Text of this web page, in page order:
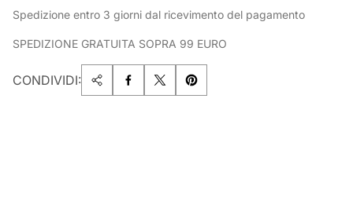
Spedizione entro 3 giorni dal ricevimento del pagamento
SPEDIZIONE GRATUITA SOPRA 99 EURO
CONDIVIDI: